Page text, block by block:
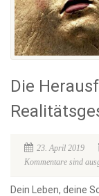
Die
23. April 2019
Kommentare sind
Dein Leben, deine